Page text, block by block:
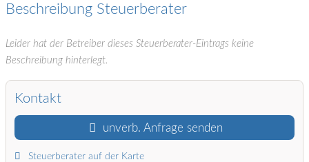
Beschreibung Steuerberater
Leider hat der Betreiber dieses Steuerberater-Eintrags keine
Beschreibung hinterlegt.
Kontakt
unverb. Anfrage senden
Steuerberater auf der Karte